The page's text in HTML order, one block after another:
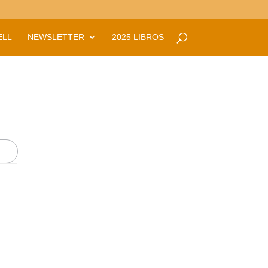
NEWSLETTER 2025 LIBROS